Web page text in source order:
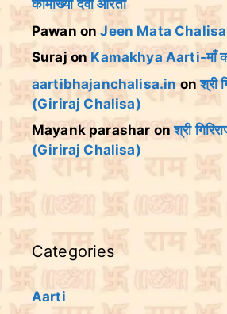
कामाख्या देवी आरती
Pawan onJeen Mata Chalisa-
Suraj on Kamakhya Aarti-माँ
aartibhajanchalisa.in onश्री
(Giriraj Chalisa)
Mayank parashar onश्री
(Giriraj Chalisa)
Categories
Aarti